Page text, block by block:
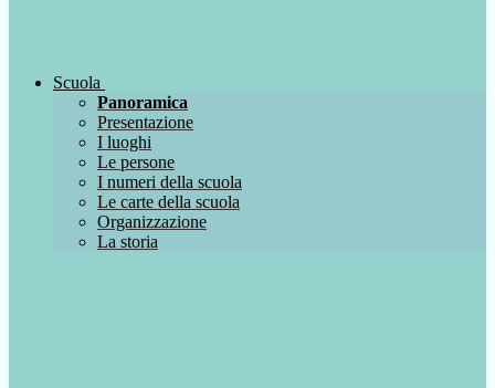
Scuola
Panoramica
Presentazione
I luoghi
Le persone
I numeri della scuola
Le carte della scuola
Organizzazione
La storia